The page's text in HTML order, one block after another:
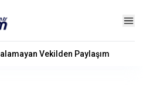
Vekilden Paylaşım